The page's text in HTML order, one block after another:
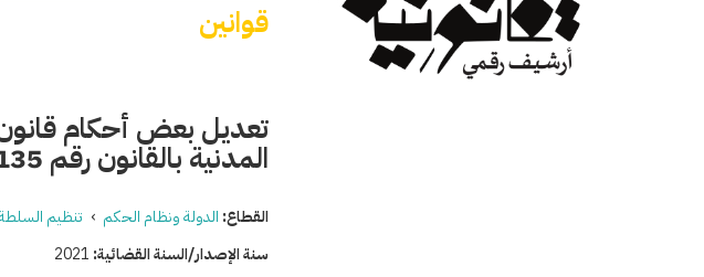
قوانين
تعديل بعض أحكام قانون
المدنية بالقانون رقم 135 لسنة 2021
القطاع: الدولة ونظام الحكم › تنظيم السلطة
سنة الإصدار/السنة القضائية: 2021